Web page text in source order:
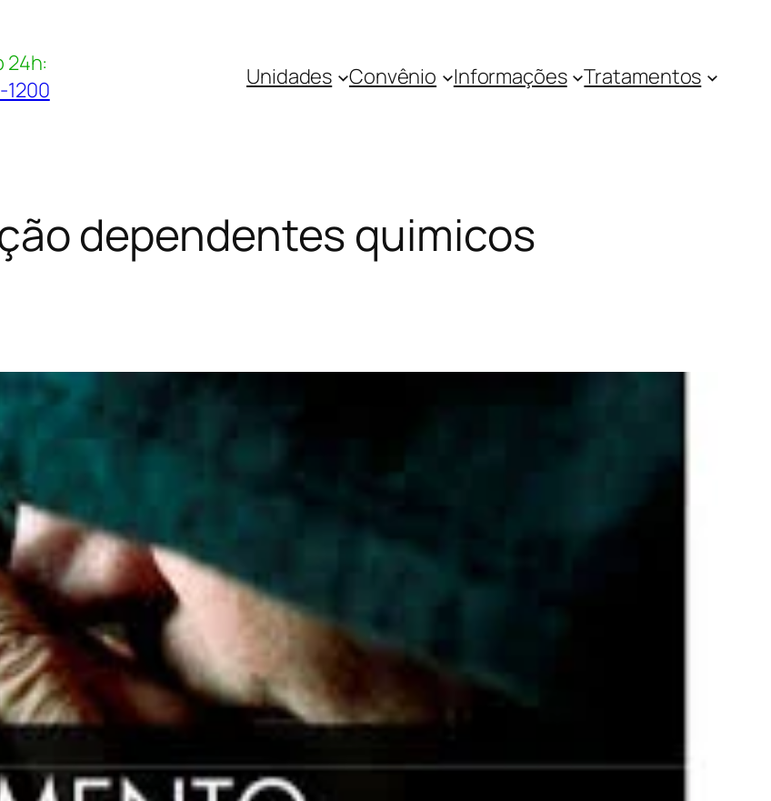
24h:
1200
Unidades Convênio Informações Tratamentos
dependentes quimicos